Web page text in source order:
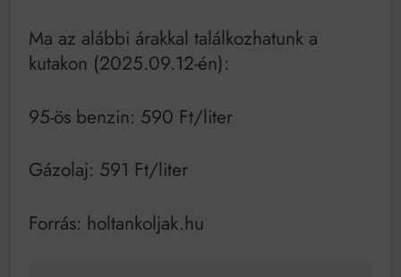
Ma az alábbi árakkal találkozhatunk a
kutakon (2025.09.12-én):
95-ös benzin: 590 Ft/liter
Gázolaj: 591 Ft/liter
Forrás: holtankoljak.hu